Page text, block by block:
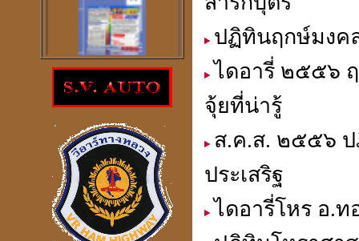
โปรแกรม
ราคา 300บาท
ปฏิทินฤกษ์มงคล
ไดอารี่ ๒๕๕๖
จุ้ยที่น่ารู้
ส.ค.ส. ๒๕๕๖ ป
ประเสริฐ
ไดอารี่โหร อ.ท